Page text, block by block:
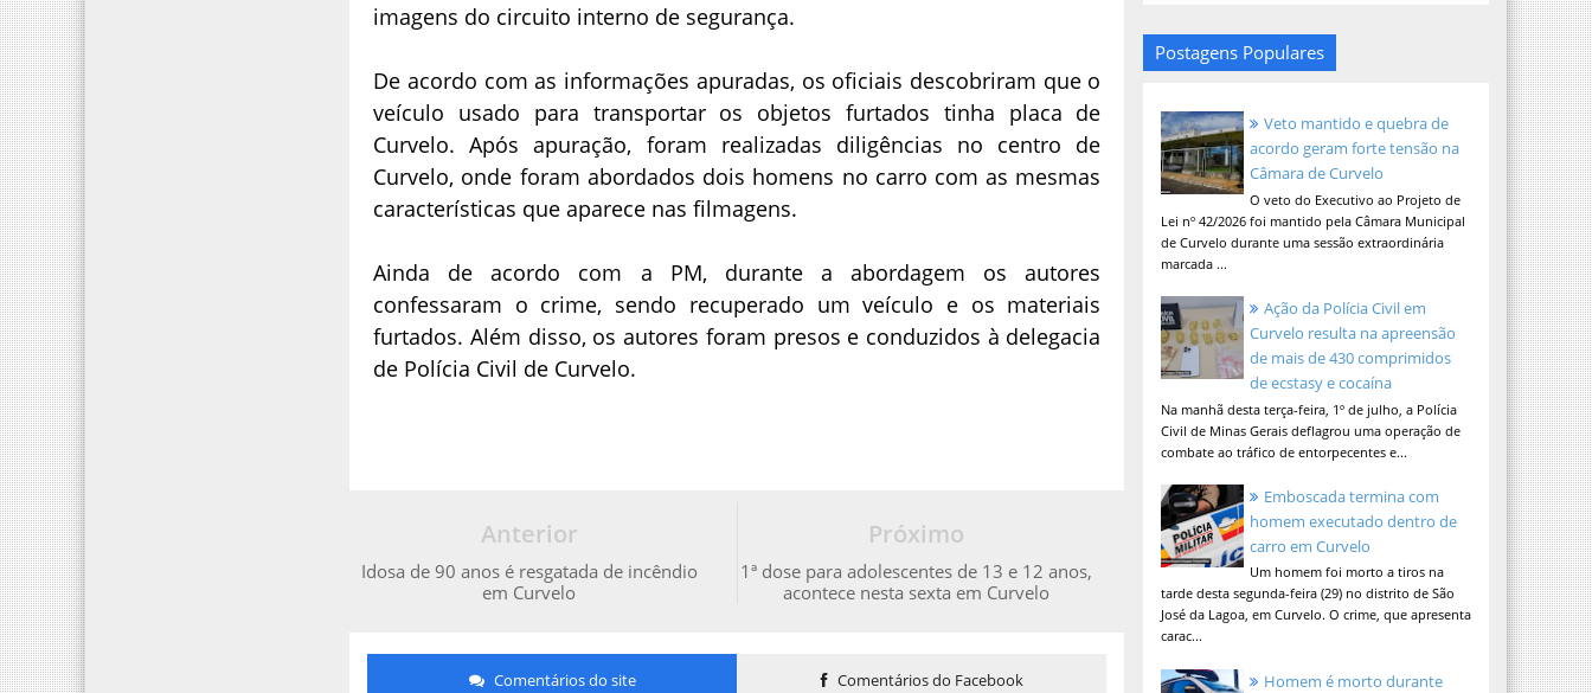
imagens do circuito interno de segurança.
De acordo com as informações apuradas, os oficiais descobriram que o
veículo usado para transportar os objetos furtados tinha placa de
Curvelo. Após apuração, foram realizadas diligências no centro de
Curvelo, onde foram abordados dois homens no carro com as mesmas
características que aparece nas filmagens.
Ainda de acordo com a PM, durante a abordagem os autores
confessaram o crime, sendo recuperado um veículo e os materiais
furtados. Além disso, os autores foram presos e conduzidos à delegacia
de Polícia Civil de Curvelo.
Próximo
1ª dose para adolescentes de 13 e 12 anos,
acontece nesta sexta em Curvelo
Anterior
Idosa de 90 anos é resgatada de incêndio
em Curvelo
Comentários do site Comentários do Facebook
Postagens Populares
Veto mantido e quebra de
acordo geram forte tensão na
Câmara de Curvelo
O veto do Executivo ao Projeto de
Lei nº 42/2026 foi mantido pela Câmara Municipal
de Curvelo durante uma sessão extraordinária
marcada ...
Ação da Polícia Civil em
Curvelo resulta na apreensão
de mais de 430 comprimidos
de ecstasy e cocaína
Na manhã desta terça-feira, 1º de julho, a Polícia
Civil de Minas Gerais deflagrou uma operação de
combate ao tráfico de entorpecentes e...
Emboscada termina com
homem executado dentro de
carro em Curvelo
Um homem foi morto a tiros na
tarde desta segunda-feira (29) no distrito de São
José da Lagoa, em Curvelo. O crime, que apresenta
carac...
Homem é morto durante